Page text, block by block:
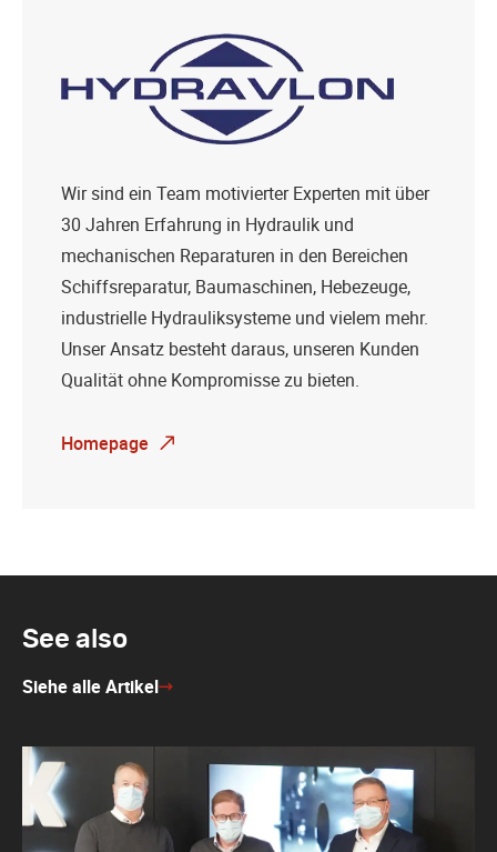
Wir sind ein Team motivierter Experten mit über
30 Jahren Erfahrung in Hydraulik und
mechanischen Reparaturen in den Bereichen
Schiffsreparatur, Baumaschinen, Hebezeuge,
industrielle Hydrauliksysteme und vielem mehr.
Unser Ansatz besteht daraus, unseren Kunden
Qualität ohne Kompromisse zu bieten.
Homepage
See also
Siehe alle Artikel